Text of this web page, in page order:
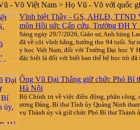
- Võ Việt Nam > Họ Vũ - Võ với quốc
Vĩnh biệt Thầy - GS, AHLĐ, TTND
môn Hồi sức Cấp cứu, Trường ĐH Y
Sáng ngày 29/7/2026, Giáo sư, Anh hùng
đã về cõi vĩnh hằng, hưởng thọ 94 tuổi. Sự
y học Việt Nam, đối với Trường Đại học Y
đặc biệt là đối với biết bao thế hệ học trò đã
Ông Vũ Đại Thắng giữ chức Phó Bí
Hà Nội
Bộ Chính trị về việc điều động, phân
ương Đảng, Bí thư Tỉnh ủy Quảng Ninh
vụ Thành ủy và giữ chức Phó Bí thư Thành